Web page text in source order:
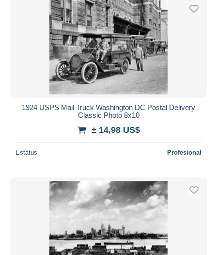
1924 USPS Mail Truck Washington DC Postal Delivery
Classic Photo 8x10
± 14,98 US$
Estatus Profesional